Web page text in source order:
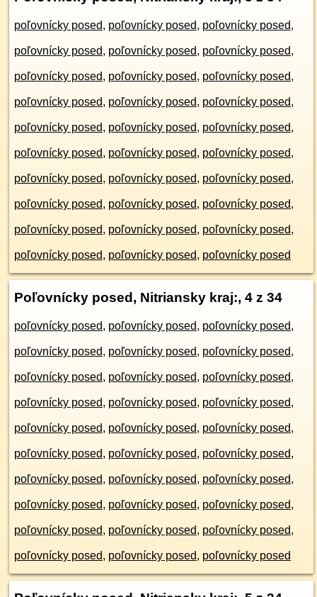
poľovnícky posed, poľovnícky posed, poľovnícky posed,
poľovnícky posed, poľovnícky posed, poľovnícky posed,
poľovnícky posed, poľovnícky posed, poľovnícky posed,
poľovnícky posed, poľovnícky posed, poľovnícky posed,
poľovnícky posed, poľovnícky posed, poľovnícky posed,
poľovnícky posed, poľovnícky posed, poľovnícky posed,
poľovnícky posed, poľovnícky posed, poľovnícky posed,
poľovnícky posed, poľovnícky posed, poľovnícky posed,
poľovnícky posed, poľovnícky posed, poľovnícky posed,
poľovnícky posed, poľovnícky posed, poľovnícky posed
Poľovnícky posed, Nitriansky kraj:, 4 z 34
poľovnícky posed, poľovnícky posed, poľovnícky posed,
poľovnícky posed, poľovnícky posed, poľovnícky posed,
poľovnícky posed, poľovnícky posed, poľovnícky posed,
poľovnícky posed, poľovnícky posed, poľovnícky posed,
poľovnícky posed, poľovnícky posed, poľovnícky posed,
poľovnícky posed, poľovnícky posed, poľovnícky posed,
poľovnícky posed, poľovnícky posed, poľovnícky posed,
poľovnícky posed, poľovnícky posed, poľovnícky posed,
poľovnícky posed, poľovnícky posed, poľovnícky posed,
poľovnícky posed, poľovnícky posed, poľovnícky posed